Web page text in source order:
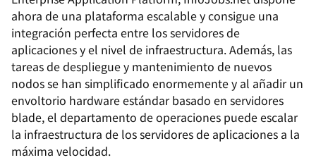
ahora de una plataforma escalable y consigue una
integración perfecta entre los servidores de
aplicaciones y el nivel de infraestructura. Además, las
tareas de despliegue y mantenimiento de nuevos
nodos se han simplificado enormemente y al añadir un
envoltorio hardware estándar basado en servidores
blade, el departamento de operaciones puede escalar
la infraestructura de los servidores de aplicaciones a la
máxima velocidad.